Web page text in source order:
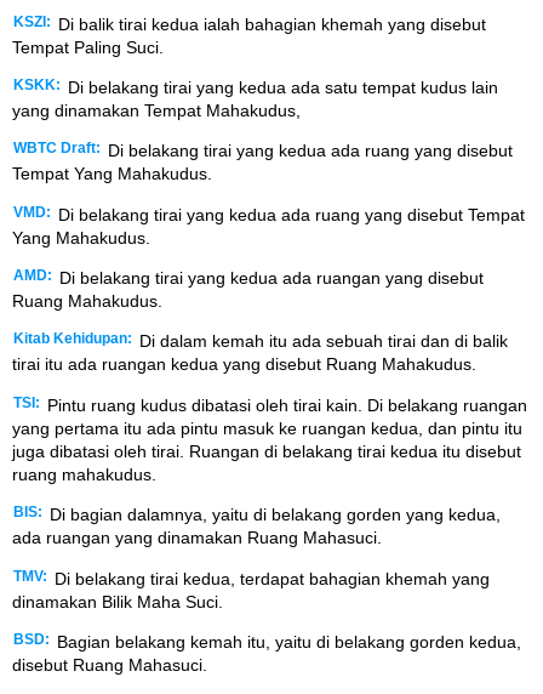
KSZI:
Di balik tirai kedua ialah bahagian khemah yang disebut
Tempat Paling Suci.
KSKK:
Di belakang tirai yang kedua ada satu tempat kudus lain
yang dinamakan Tempat Mahakudus,
WBTC Draft:
Di belakang tirai yang kedua ada ruang yang disebut
Tempat Yang Mahakudus.
VMD:
Di belakang tirai yang kedua ada ruang yang disebut Tempat
Yang Mahakudus.
AMD:
Di belakang tirai yang kedua ada ruangan yang disebut
Ruang Mahakudus.
Kitab Kehidupan:
Di dalam kemah itu ada sebuah tirai dan di balik
tirai itu ada ruangan kedua yang disebut Ruang Mahakudus.
TSI:
Pintu ruang kudus dibatasi oleh tirai kain. Di belakang ruangan
yang pertama itu ada pintu masuk ke ruangan kedua, dan pintu itu
juga dibatasi oleh tirai. Ruangan di belakang tirai kedua itu disebut
ruang mahakudus.
BIS:
Di bagian dalamnya, yaitu di belakang gorden yang kedua,
ada ruangan yang dinamakan Ruang Mahasuci.
TMV:
Di belakang tirai kedua, terdapat bahagian khemah yang
dinamakan Bilik Maha Suci.
BSD:
Bagian belakang kemah itu, yaitu di belakang gorden kedua,
disebut Ruang Mahasuci.